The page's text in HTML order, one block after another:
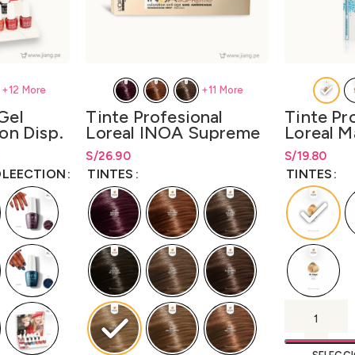
Disp.
x Kit
+12 More
Tinte Profesional
Loreal INOA Supreme
60gr. -LO3000N3
S/26.90
Rango de precios: desde
S/26.90hasta
TINTES
+11 More
Tinte
Loreal
Lift
S/19.80
Rango de
hastaS/19.80
TINTES